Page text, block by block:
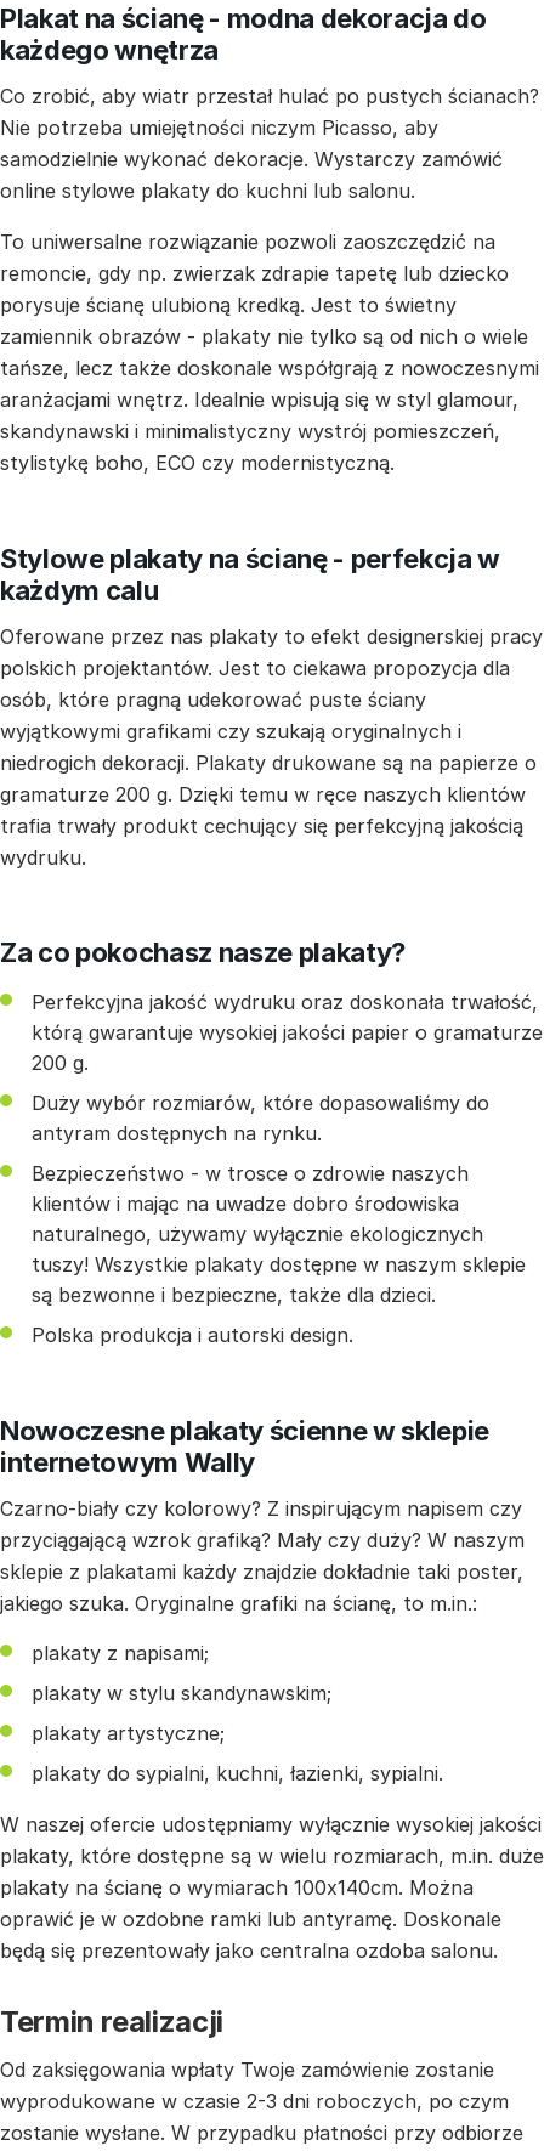
Plakat na ścianę - modna dekoracja do
każdego wnętrza
Co zrobić, aby wiatr przestał hulać po pustych ścianach?
Nie potrzeba umiejętności niczym Picasso, aby
samodzielnie wykonać dekoracje. Wystarczy zamówić
online stylowe plakaty do kuchni lub salonu.
To uniwersalne rozwiązanie pozwoli zaoszczędzić na
remoncie, gdy np. zwierzak zdrapie tapetę lub dziecko
porysuje ścianę ulubioną kredką. Jest to świetny
zamiennik obrazów - plakaty nie tylko są od nich o wiele
tańsze, lecz także doskonale współgrają z nowoczesnymi
aranżacjami wnętrz. Idealnie wpisują się w styl glamour,
skandynawski i minimalistyczny wystrój pomieszczeń,
stylistykę boho, ECO czy modernistyczną.
Stylowe plakaty na ścianę - perfekcja w
każdym calu
Oferowane przez nas plakaty to efekt designerskiej pracy
polskich projektantów. Jest to ciekawa propozycja dla
osób, które pragną udekorować puste ściany
wyjątkowymi grafikami czy szukają oryginalnych i
niedrogich dekoracji. Plakaty drukowane są na papierze o
gramaturze 200 g. Dzięki temu w ręce naszych klientów
trafia trwały produkt cechujący się perfekcyjną jakością
wydruku.
Za co pokochasz nasze plakaty?
Perfekcyjna jakość wydruku oraz doskonała trwałość,
którą gwarantuje wysokiej jakości papier o gramaturze
200 g.
Duży wybór rozmiarów, które dopasowaliśmy do
antyram dostępnych na rynku.
Bezpieczeństwo - w trosce o zdrowie naszych
klientów i mając na uwadze dobro środowiska
naturalnego, używamy wyłącznie ekologicznych
tuszy! Wszystkie plakaty dostępne w naszym sklepie
są bezwonne i bezpieczne, także dla dzieci.
Polska produkcja i autorski design.
Nowoczesne plakaty ścienne w sklepie
internetowym Wally
Czarno-biały czy kolorowy? Z inspirującym napisem czy
przyciągającą wzrok grafiką? Mały czy duży? W naszym
sklepie z plakatami każdy znajdzie dokładnie taki poster,
jakiego szuka. Oryginalne grafiki na ścianę, to m.in.:
plakaty z napisami;
plakaty w stylu skandynawskim;
plakaty artystyczne;
plakaty do sypialni, kuchni, łazienki, sypialni.
W naszej ofercie udostępniamy wyłącznie wysokiej jakości
plakaty, które dostępne są w wielu rozmiarach, m.in. duże
plakaty na ścianę o wymiarach 100x140cm. Można
oprawić je w ozdobne ramki lub antyramę. Doskonale
będą się prezentowały jako centralna ozdoba salonu.
Termin realizacji
Od zaksięgowania wpłaty Twoje zamówienie zostanie
wyprodukowane w czasie 2-3 dni roboczych, po czym
zostanie wysłane. W przypadku płatności przy odbiorze